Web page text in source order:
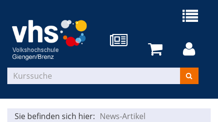
Sie befinden sich hier: News-Artikel